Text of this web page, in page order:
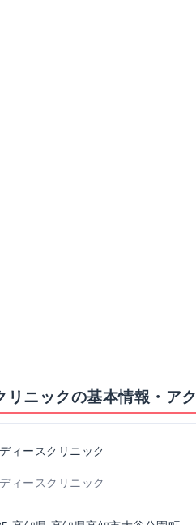
リニックの基本情報・ア
ィースクリニック
ィースクリニック